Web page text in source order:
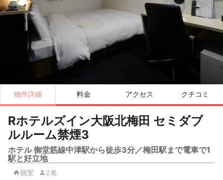
物件詳細 料金 アクセス クチコミ
Rホテルズイン大阪北梅田 セミダブ
ルルーム禁煙3
ホテル 御堂筋線中津駅から徒歩3分／梅田駅まで電車で1
駅と好立地
個室 2名